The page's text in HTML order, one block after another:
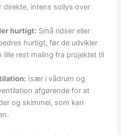
direkte, intens sollys over
hurtigt: Små ridser eller
hurtigt, før de udvikler
lille rest maling fra projektet til
Især i vådrum og
afgørende for at
og skimmel, som kan